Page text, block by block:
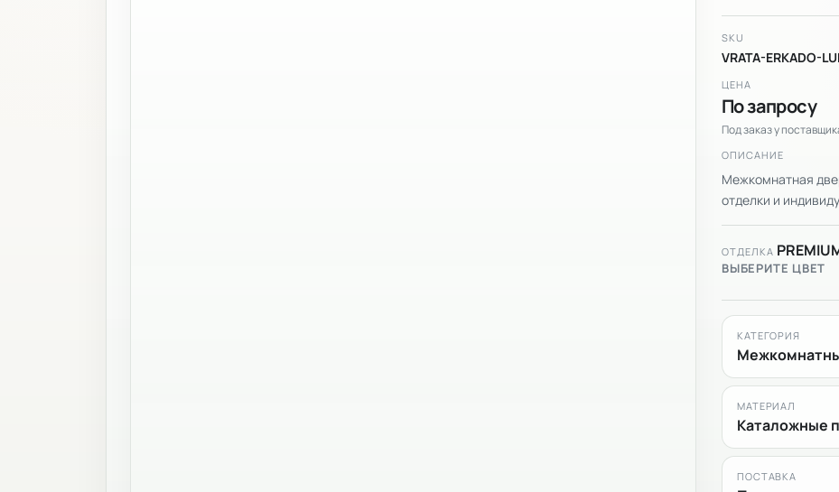
SKU
VRATA-ERKADO-
ЦЕНА
По запросу
Под заказ у
ОПИСАНИЕ
Межкомнатная
отделки и
ОТДЕЛКА
ВЫБЕРИТЕ ЦВЕТ
КАТЕГОРИЯ
МАТЕРИАЛ
Каталожные
ПОСТАВКА